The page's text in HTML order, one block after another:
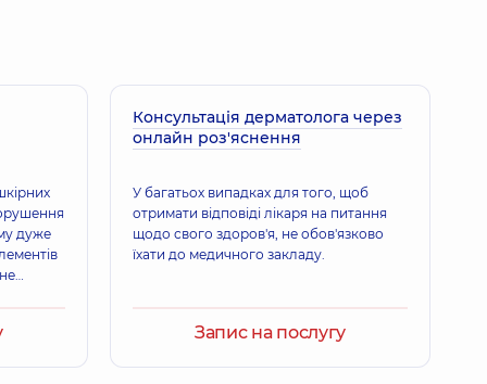
дуже
Консультація дерматолога через
онлайн роз'яснення
У багатьох випадках для того, щоб
отримати відповіді лікаря на питання
щодо свого здоров'я, не обов'язково
їхати до медичного закладу.
Запис на послугу